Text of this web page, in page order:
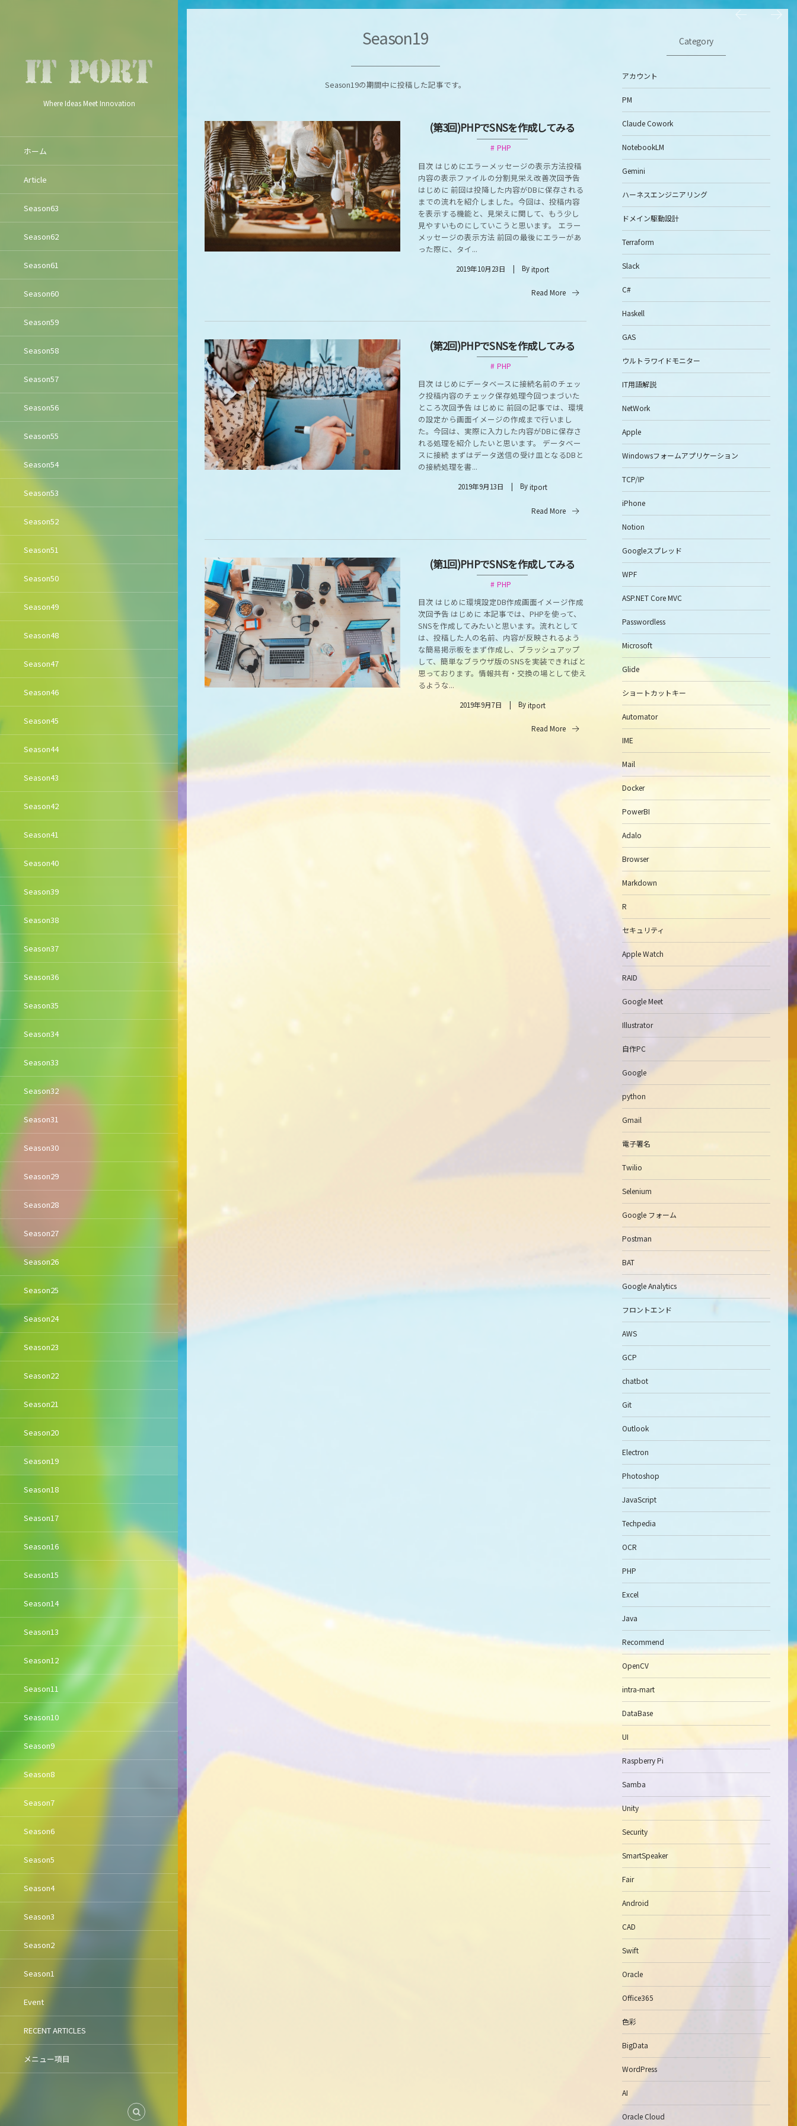
Where Ideas Meet Innovation
ホーム
Article
Season63
Season62
Season61
Season60
Season59
Season58
Season57
Season56
Season55
Season54
Season53
Season52
Season51
Season50
Season49
Season48
Season47
Season46
Season45
Season44
Season43
Season42
Season41
Season40
Season39
Season38
Season37
Season36
Season35
Season34
Season33
Season32
Season31
Season30
Season29
Season28
Season27
Season26
Season25
Season24
Season23
Season22
Season21
Season20
Season19
Season18
Season17
Season16
Season15
Season14
Season13
Season12
Season11
Season10
Season9
Season8
Season7
Season6
Season5
Season4
Season3
Season2
Season1
Event
RECENT ARTICLES
メニュー項目
Season19
Season19の期間中に投稿した記事です。
(第3回)PHPでSNSを作成してみる
PHP
目次 はじめにエラーメッセージの表示方法投稿
内容の表示ファイルの分割見栄え改善次回予告
はじめに 前回は投降した内容がDBに保存される
までの流れを紹介しました。今回は、投稿内容
を表示する機能と、見栄えに関して、もう少し
見やすいものにしていこうと思います。 エラー
メッセージの表示方法 前回の最後にエラーがあ
った際に、タイ...
2019年10月23日 Byitport
Read More
(第2回)PHPでSNSを作成してみる
PHP
目次 はじめにデータベースに接続名前のチェッ
ク投稿内容のチェック保存処理今回つまづいた
ところ次回予告 はじめに 前回の記事では、環境
の設定から画面イメージの作成まで行いまし
た。今回は、実際に入力した内容がDBに保存さ
れる処理を紹介したいと思います。 データベー
スに接続 まずはデータ送信の受け皿となるDBと
の接続処理を書...
2019年9月13日 Byitport
Read More
(第1回)PHPでSNSを作成してみる
PHP
目次 はじめに環境設定DB作成画面イメージ作成
次回予告 はじめに 本記事では、PHPを使って、
SNSを作成してみたいと思います。流れとして
は、投稿した人の名前、内容が反映されるよう
な簡易掲示板をまず作成し、ブラッシュアップ
して、簡単なブラウザ版のSNSを実装できればと
思っております。情報共有・交換の場として使え
るような...
2019年9月7日 Byitport
Read More
Category
アカウント
PM
Claude Cowork
NotebookLM
Gemini
ハーネスエンジニアリング
ドメイン駆動設計
Terraform
Slack
C#
Haskell
GAS
ウルトラワイドモニター
IT用語解説
NetWork
Apple
Windowsフォームアプリケーション
TCP/IP
iPhone
Notion
Googleスプレッド
WPF
ASP.NET Core MVC
Passwordless
Microsoft
Glide
ショートカットキー
Automator
IME
Mail
Docker
PowerBI
Adalo
Browser
Markdown
R
セキュリティ
Apple Watch
RAID
Google Meet
Illustrator
自作PC
Google
python
Gmail
電子署名
Twilio
Selenium
Google フォーム
Postman
BAT
Google Analytics
フロントエンド
AWS
GCP
chatbot
Git
Outlook
Electron
Photoshop
JavaScript
Techpedia
OCR
PHP
Excel
Java
Recommend
OpenCV
intra-mart
DataBase
UI
Raspberry Pi
Samba
Unity
Security
SmartSpeaker
Fair
Android
CAD
Swift
Oracle
Office365
色彩
BigData
WordPress
AI
Oracle Cloud